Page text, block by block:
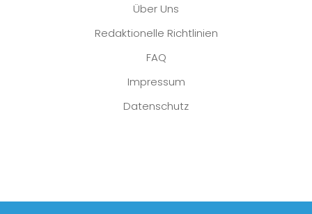
Über Uns
Redaktionelle Richtlinien
FAQ
Impressum
Datenschutz